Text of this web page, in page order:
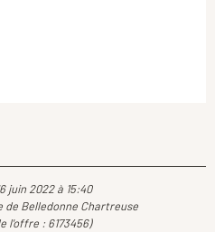
juin 2022 à 15:40
de Belledonne Chartreuse
l'offre : 6173456)